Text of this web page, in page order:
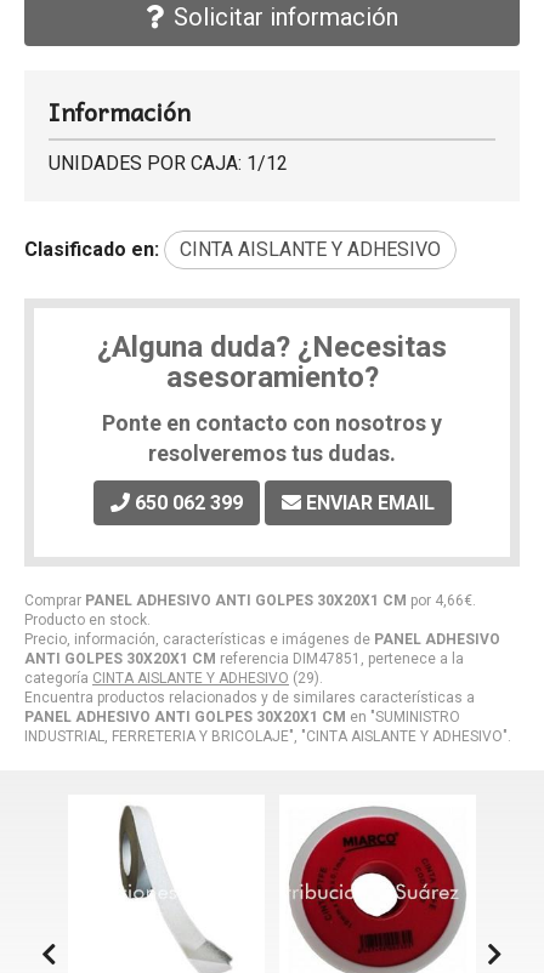
Solicitar información
Comprar PANEL ADHESIVO ANTI GOLPES 30X20X1 CM por 4,66€.
Producto en stock.
Precio, información, características e imágenes de PANEL ADHESIVO
ANTI GOLPES 30X20X1 CM referencia DIM47851, pertenece a la
categoría CINTA AISLANTE Y ADHESIVO (29).
Encuentra productos relacionados y de similares características a
PANEL ADHESIVO ANTI GOLPES 30X20X1 CM en "SUMINISTRO
INDUSTRIAL, FERRETERIA Y BRICOLAJE", "CINTA AISLANTE Y ADHESIVO".
Información
UNIDADES POR CAJA: 1/12
Clasificado en: CINTA AISLANTE Y ADHESIVO
¿Alguna duda? ¿Necesitas
asesoramiento?
Ponte en contacto con nosotros y
resolveremos tus dudas.
650 062 399 ENVIAR EMAIL